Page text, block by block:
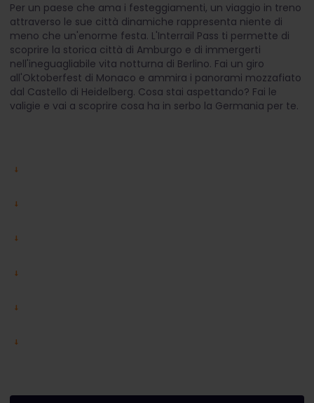
Per un paese che ama i festeggiamenti, un viaggio in treno
attraverso le sue città dinamiche rappresenta niente di
meno che un'enorme festa. L'Interrail Pass ti permette di
scoprire la storica città di Amburgo e di immergerti
nell'ineguagliabile vita notturna di Berlino. Fai un giro
all'Oktoberfest di Monaco e ammira i panorami mozzafiato
dal Castello di Heidelberg. Cosa stai aspettando? Fai le
valigie e vai a scoprire cosa ha in serbo la Germania per te.